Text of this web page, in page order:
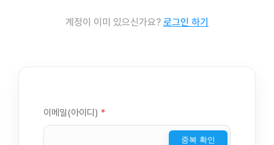
계정이 이미 있으신가요? 로그인 하기
이메일(아이디) *
중복 확인